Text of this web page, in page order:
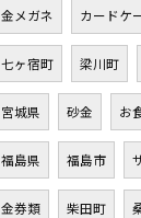
金メガネ カードケ
七ヶ宿町 梁川町
宮城県 砂金 お
福島県 福島市
金券類 柴田町